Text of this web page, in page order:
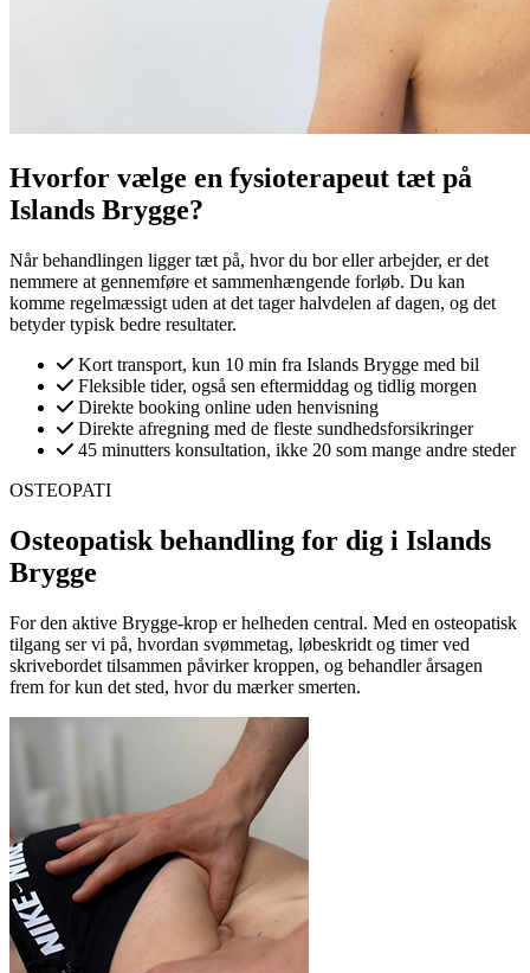
Hvorfor vælge en fysioterapeut tæt på
Islands Brygge?
Når behandlingen ligger tæt på, hvor du bor eller arbejder, er det
nemmere at gennemføre et sammenhængende forløb. Du kan
komme regelmæssigt uden at det tager halvdelen af dagen, og det
betyder typisk bedre resultater.
Kort transport, kun 10 min fra Islands Brygge med bil
Fleksible tider, også sen eftermiddag og tidlig morgen
Direkte booking online uden henvisning
Direkte afregning med de fleste sundhedsforsikringer
45 minutters konsultation, ikke 20 som mange andre steder
OSTEOPATI
Osteopatisk behandling for dig i Islands
Brygge
For den aktive Brygge-krop er helheden central. Med en osteopatisk
tilgang ser vi på, hvordan svømmetag, løbeskridt og timer ved
skrivebordet tilsammen påvirker kroppen, og behandler årsagen
frem for kun det sted, hvor du mærker smerten.